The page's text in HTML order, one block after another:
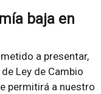
baja en
a presentar,
Ley de Cambio
permitirá a nuestro